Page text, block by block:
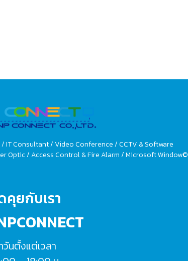
IT Consultant / Video Conference / CCTV & Software
Optic / Access Control & Fire Alarm / Microsoft Window©
ยกับเรา
วันตั้งแต่เวลา